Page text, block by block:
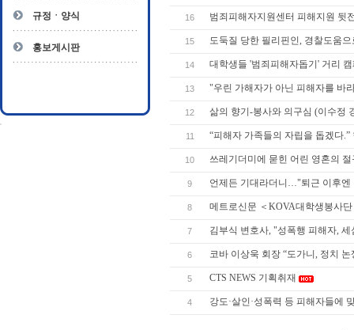
규정ㆍ양식
홍보게시판
16 범죄피해자지원센터 피해지원 뒷
15 도둑질 당한 필리핀인, 경찰도움
14 대학생들 '범죄피해자돕기' 거리
13 "우린 가해자가 아닌 피해자를 바
12 삶의 향기-봉사와 의구심 (이수정
11 “피해자 가족들의 자립을 돕겠다
10 쓰레기더미에 묻힌 어린 영혼의 절
9 언제든 기대라더니…"퇴근 이후엔
8 메트로신문 ＜KOVA대학생봉사
7 김부식 변호사, "성폭행 피해자,
6 코바 이상욱 회장 “도가니, 정치
5 CTS NEWS 기획취재
4 강도·살인·성폭력 등 피해자들에